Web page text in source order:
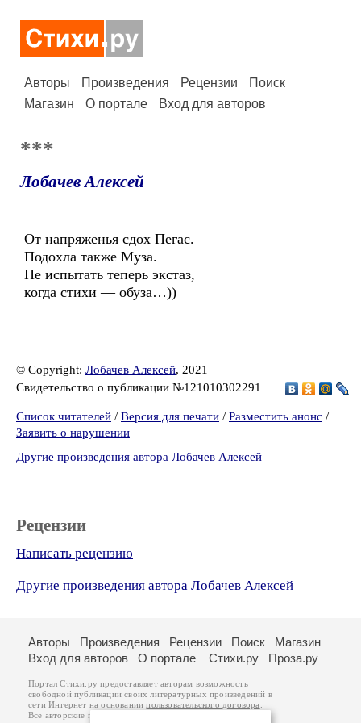
Авторы Произведения Рецензии
Поиск
Магазин
О портале Вход для авторов
***
Лобачев Алексей
От напряженья сдох Пегас.
Подохла также Муза.
Не испытать теперь экстаз,
когда стихи — обуза…))
© Copyright: Лобачев Алексей, 2021
Свидетельство о публикации №121010302291
Список читателей / Версия для печати / Разместить анонс /
Заявить о нарушении
Другие произведения автора Лобачев Алексей
Рецензии
Написать рецензию
Другие произведения автора Лобачев Алексей
Авторы Произведения Рецензии Поиск
Магазин
Вход для авторов
О портале Стихи.ру Проза.ру
Портал Стихи.ру предоставляет авторам возможность
свободной публикации своих литературных произведений в
сети Интернет на основаниипользовательского договора
Все авторские права на произведения принадлежат авторам